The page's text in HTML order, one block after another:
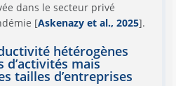
dans le secteur privé
[Askenazy et al., 2025].
hétérogènes
d’activités mais
tailles d’entreprises